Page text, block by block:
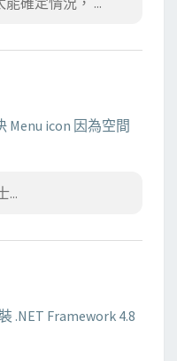
Menu icon 因為空間
...
.NET Framework 4.8